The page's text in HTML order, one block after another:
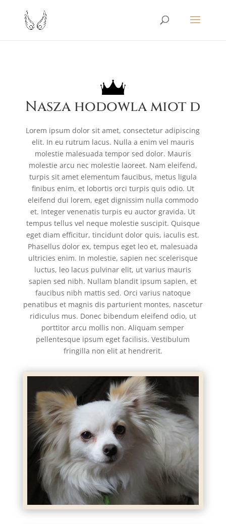
Nasza hodowla miot d
Lorem ipsum dolor sit amet, consectetur adipiscing
elit. In eu rutrum lacus. Nulla a enim vel mauris
molestie malesuada tempor sed dolor. Mauris
molestie arcu nec molestie laoreet. Nam eleifend,
turpis sit amet elementum faucibus, metus ligula
finibus enim, et lobortis orci turpis quis odio. Ut
eleifend dui lorem, eget dignissim nulla commodo
et. Integer venenatis turpis eu auctor gravida. Ut
tempus tellus vel neque molestie suscipit. Quisque
eget diam efficitur, tincidunt dolor quis, iaculis est.
Phasellus dolor ex, tempus eget leo et, malesuada
ultricies enim. In molestie, sapien nec scelerisque
luctus, leo lacus pulvinar elit, ut varius mauris
sapien sed nibh. Nullam blandit ipsum sapien, et
faucibus nibh mattis sed. Orci varius natoque
penatibus et magnis dis parturient montes, nascetur
ridiculus mus. Donec bibendum eleifend odio, ut
porttitor arcu mollis non. Aliquam semper
pellentesque ipsum eget facilisis. Vestibulum
fringilla non elit at hendrerit.